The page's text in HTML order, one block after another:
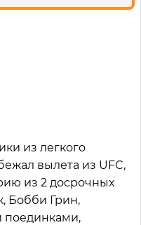
из легкого
вылета из UFC,
из 2 досрочных
Бобби Грин,
поединками,